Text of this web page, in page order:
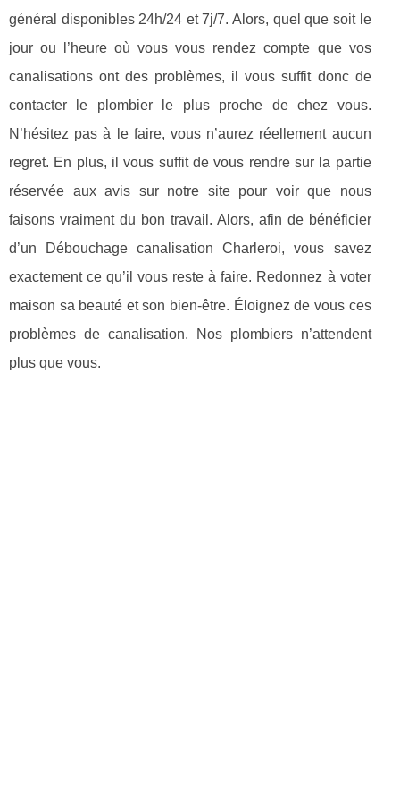
général disponibles 24h/24 et 7j/7. Alors, quel que soit le
jour ou l’heure où vous vous rendez compte que vos
canalisations ont des problèmes, il vous suffit donc de
contacter le plombier le plus proche de chez vous.
N’hésitez pas à le faire, vous n’aurez réellement aucun
regret. En plus, il vous suffit de vous rendre sur la partie
réservée aux avis sur notre site pour voir que nous
faisons vraiment du bon travail. Alors, afin de bénéficier
d’un Débouchage canalisation Charleroi, vous savez
exactement ce qu’il vous reste à faire. Redonnez à voter
maison sa beauté et son bien-être. Éloignez de vous ces
problèmes de canalisation. Nos plombiers n’attendent
plus que vous.